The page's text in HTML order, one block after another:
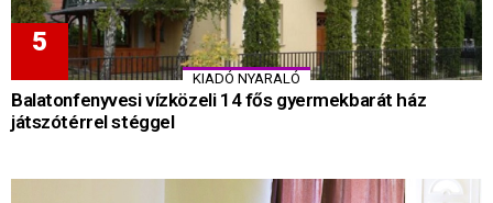
KIADÓ NYARALÓ
Balatonfenyvesi vízközeli 14 fős gyermekbarát ház
játszótérrel stéggel